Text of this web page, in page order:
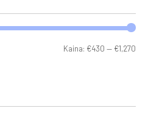
Kaina: €430 — €1,270